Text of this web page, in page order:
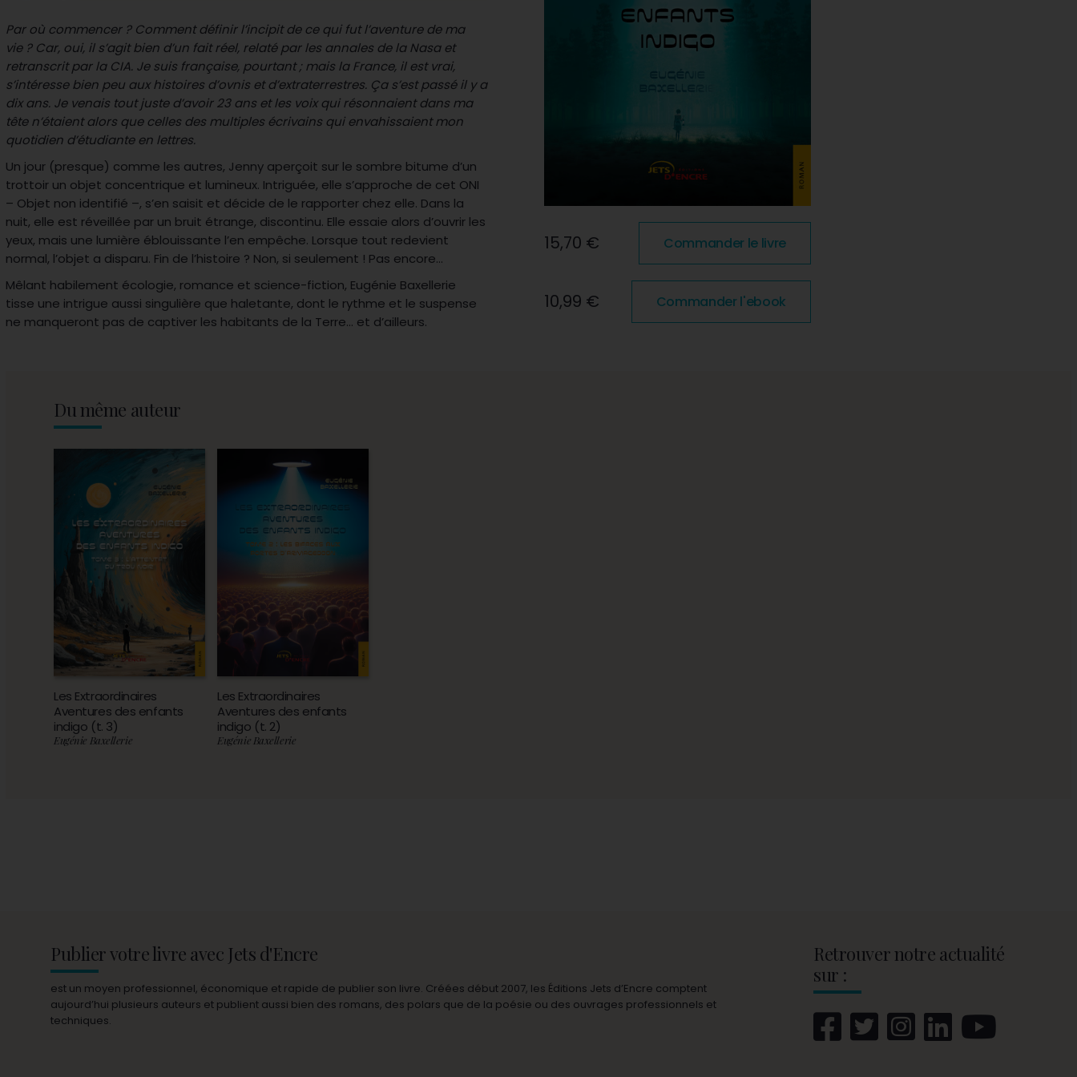
Par où commencer ? Comment définir l’incipit de ce qui fut l’aventure de ma
vie ? Car, oui, il s’agit bien d’un fait réel, relaté par les annales de la Nasa et
retranscrit par la CIA. Je suis française, pourtant ; mais la France, il est vrai,
s’intéresse bien peu aux histoires d’ovnis et d’extraterrestres. Ça s’est passé il y a
dix ans. Je venais tout juste d’avoir 23 ans et les voix qui résonnaient dans ma
tête n’étaient alors que celles des multiples écrivains qui envahissaient mon
quotidien d’étudiante en lettres.
Un jour (presque) comme les autres, Jenny aperçoit sur le sombre bitume d’un
trottoir un objet concentrique et lumineux. Intriguée, elle s’approche de cet ONI
– Objet non identifié –, s’en saisit et décide de le rapporter chez elle. Dans la
nuit, elle est réveillée par un bruit étrange, discontinu. Elle essaie alors d’ouvrir les
yeux, mais une lumière éblouissante l’en empêche. Lorsque tout redevient
normal, l’objet a disparu. Fin de l’histoire ? Non, si seulement ! Pas encore…
Mêlant habilement écologie, romance et science-fiction, Eugénie Baxellerie
tisse une intrigue aussi singulière que haletante, dont le rythme et le suspense
ne manqueront pas de captiver les habitants de la Terre… et d’ailleurs.
15,70 € Commander le livre
10,99 € Commander l'ebook
Du même auteur
Les Extraordinaires
Aventures des enfants
indigo (t. 3)
Eugénie Baxellerie
Les Extraordinaires
Aventures des enfants
indigo (t. 2)
Eugénie Baxellerie
Publier votre livre avec Jets d'Encre
est un moyen professionnel, économique et rapide de publier son livre. Créées début 2007, les Éditions Jets d’Encre comptent
aujourd’hui plusieurs auteurs et publient aussi bien des romans, des polars que de la poésie ou des ouvrages professionnels et
techniques.
Retrouver notre actualité
sur :